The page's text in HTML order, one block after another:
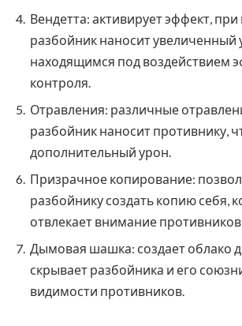
Вендетта: активирует эффект,
разбойник наносит увеличенный
находящимся под воздействием
контроля.
Отравления: различные
разбойник наносит противнику,
дополнительный урон.
Призрачное копирование:
разбойнику создать копию себя,
отвлекает внимание противников.
Дымовая шашка: создает облако
скрывает разбойника и его
видимости противников.